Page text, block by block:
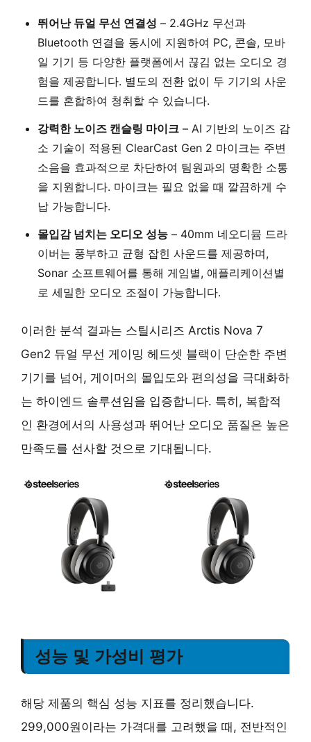
뛰어난 듀얼 무선 연결성 – 2.4GHz 무선과
Bluetooth 연결을 동시에 지원하여 PC, 콘솔, 모바
일 기기 등 다양한 플랫폼에서 끊김 없는 오디오 경
험을 제공합니다. 별도의 전환 없이 두 기기의 사운
드를 혼합하여 청취할 수 있습니다.
강력한 노이즈 캔슬링 마이크 – AI 기반의 노이즈 감
소 기술이 적용된 ClearCast Gen 2 마이크는 주변
소음을 효과적으로 차단하여 팀원과의 명확한 소통
을 지원합니다. 마이크는 필요 없을 때 깔끔하게 수
납 가능합니다.
몰입감 넘치는 오디오 성능 – 40mm 네오디뮴 드라
이버는 풍부하고 균형 잡힌 사운드를 제공하며,
Sonar 소프트웨어를 통해 게임별, 애플리케이션별
로 세밀한 오디오 조절이 가능합니다.
이러한 분석 결과는 스틸시리즈 Arctis Nova 7
Gen2 듀얼 무선 게이밍 헤드셋 블랙이 단순한 주변
기기를 넘어, 게이머의 몰입도와 편의성을 극대화하
는 하이엔드 솔루션임을 입증합니다. 특히, 복합적
인 환경에서의 사용성과 뛰어난 오디오 품질은 높은
만족도를 선사할 것으로 기대됩니다.
성능 및 가성비 평가
해당 제품의 핵심 성능 지표를 정리했습니다.
299,000원이라는 가격대를 고려했을 때, 전반적인